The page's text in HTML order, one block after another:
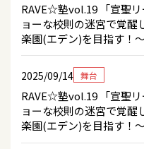
RAVE☆塾vol.19 「宣聖
ョーな校則の迷宮で覚醒
楽園(エデン)を目指す！〜
2025/09/14 舞台
RAVE☆塾vol.19 「宣聖
ョーな校則の迷宮で覚醒
楽園(エデン)を目指す！〜